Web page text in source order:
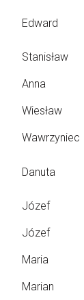
Edward
Stanisław
Anna
Wiesław
Wawrzyniec
Danuta
Józef
Józef
Maria
Marian